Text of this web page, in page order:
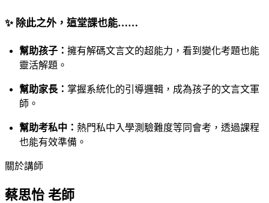
✨ 除此之外，這堂課也能……
幫助孩子： 擁有解碼文言文的超能力，看到變化考題也能
靈活解題。
幫助家長： 掌握系統化的引導邏輯，成為孩子的文言文軍
師。
幫助考私中： 熱門私中入學測驗難度等同會考，透過課程
也能有效準備。
關於講師
蔡思怡 老師